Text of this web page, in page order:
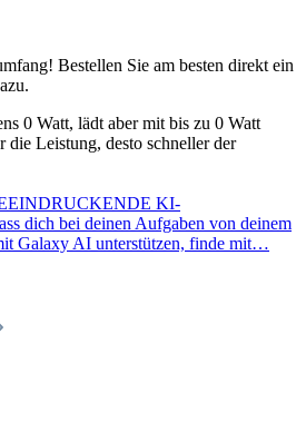
Bestellen Sie am besten direkt ein
0 Watt, lädt aber mit bis zu 0 Watt
die Leistung, desto schneller der
KI-
dich bei deinen Aufgaben von deinem
Galaxy AI unterstützen, finde mit…